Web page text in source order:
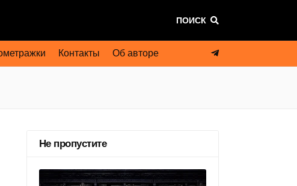
ПОИСК
Контакты Об авторе
Не пропустите